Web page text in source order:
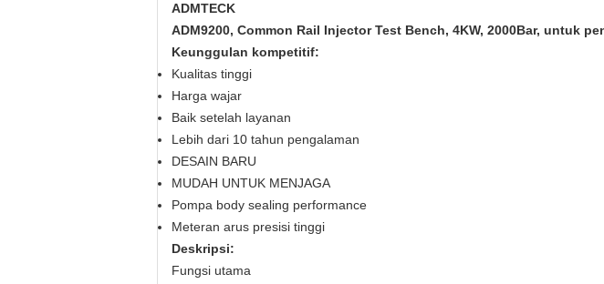
ADMTECK
ADM9200, Common Rail Injector Test Bench, 4KW, 2000Bar, untuk
Keunggulan kompetitif:
Kualitas tinggi
Harga wajar
Baik setelah layanan
Lebih dari 10 tahun pengalaman
DESAIN BARU
MUDAH UNTUK MENJAGA
Pompa body sealing performance
Meteran arus presisi tinggi
Deskripsi:
Fungsi utama